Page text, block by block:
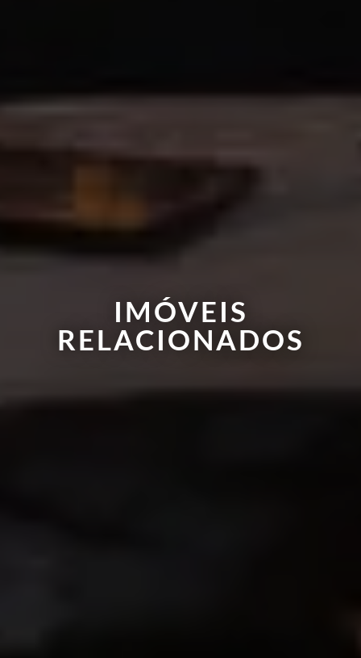
IMÓVEIS
RELACIONADOS